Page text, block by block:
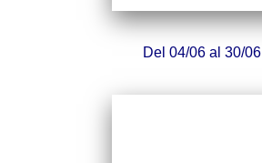
Del 04/06 al 30/06